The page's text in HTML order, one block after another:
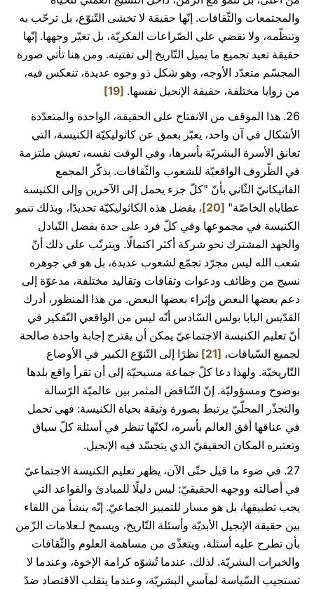
والمجتمعات والثّقافات. إنّها حقيقة لا تخشى التّنوّع، بل ترحّب به
وتنظّمه، ولا تقضي على الصّراعات الفكريّة، بل تغيّر وجهها. إنّها
حقيقة تعيد تجميع ما يميل التّاريخ إلى تفتيته. ومن هنا تأتي صورة
المجسّم متعدّد الأوجه، وهو شكل ذو وجوه عديدة، تنعكس فيه،
من زوايا مختلفة، حقيقة الإنجيل نفسها. [19]
26. هذا الموقف من الانفتاح على الحقيقة، الواحدة والمتعدّدة
الأشكال في آن واحد، يعبّر بعمق عن كاثوليكيّة الكنيسة، التي
تعانق الأسرة البشريّة بأسرها، وفي الوقت نفسه، تعيش ملتزمة
في الظّروف الواقعيّة للشعوب والثّقافات. يذكّر المجمع
الفاتيكانيّ الثّاني بأنّ "كلّ جزء يحمل إلى الآخرين وإلى الكنيسة
عطاياه الخاصّة" [20]
، بفضل هذه الكاثوليكيّة تحديدًا، وبذلك تنمو
الكنيسة في مجموعها وفي كلّ فرد على حدة بفضل التّبادل
والجهد المشترك نحو شركة أكثر اكتمالًا. ويترتّب على ذلك أنّ
شعب الله ليس مجرّد تجمّع لشعوب عديدة، بل هو في جوهره
نسيج من وظائف ودعوات وثقافات وتقاليد مختلفة، مدعوّة إلى
دعم بعضها البعض وإثراء بعضها البعض. من هذا المنظور، أدرك
القدّيس البابا بولس السّادس أنّه ليس من الواقعي التّفكير في
أنّ تعليم الكنيسة الاجتماعيّ يمكن أن يقترح إجابة واحدة صالحة
لجميع السّياقات، [21]
نظرًا إلى التّنوّع الكبير في الأوضاع
التّاريخيّة. ولهذا دعا كلّ جماعة مسيحيّة إلى أن تقرأ واقع بلدها
بوضوح ومسؤوليّة. إنّ التّناقض المثمر بين عالميّة الرّسالة
والتجذّر المحلّيّ يرتبط بصورة وثيقة بحياة الكنيسة: فهي تحمل
في عناقها أفق العالم بأسره، لكنّها تنظر في أسئلة كلّ سياق
وتعتبره المكان الحقيقيّ الذي يتجسّد فيه الإنجيل.
27. في ضوء ما قيل حتّى الآن، يظهر تعليم الكنيسة الاجتماعيّ
في أصالته ووجهه الحقيقيّ: ليس دليلًا للمبادئ والقواعد التي
يجب تطبيقها، بل هو مسار للتمييز الجماعيّ. إنّه ينشأ من اللقاء
بين حقيقة الإنجيل الأبديّة وأسئلة التّاريخ، ويسمح لـعلامات الزّمن
بأن تطرح عليه أسئلة، ويتغذّى من مساهمة العلوم والثّقافات
والخبرات البشريّة. لذلك، عندما تُشوّه كرامة الإخوة، وعندما لا
تستجيب السّياسة لمآسي البشريّة، وعندما ينقلب الاقتصاد ضدّ